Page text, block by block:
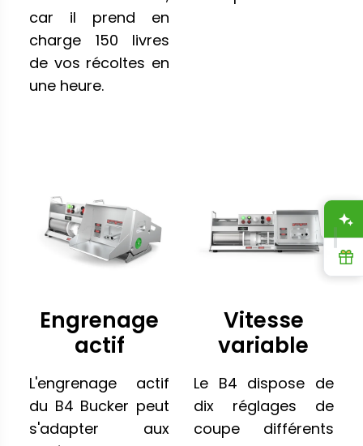
car il prend en
charge 150 livres
de vos récoltes en
une heure.
Engrenage
actif
L'engrenage actif
du B4 Bucker peut
s'adapter aux
Vitesse
variable
Le B4 dispose de
dix réglages de
coupe différents